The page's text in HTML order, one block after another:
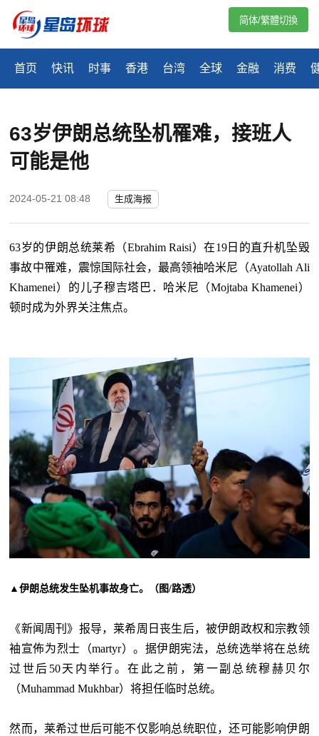
首页 快讯 时事 香港 台湾 全球 金融 消费
简体/繁體切換
63岁伊朗总统坠机罹难，接班人
可能是他
2024-05-21 08:48 生成海报
63岁的伊朗总统莱希（Ebrahim Raisi）在19日的直升机坠毁
事故中罹难，震惊国际社会，最高领袖哈米尼（Ayatollah Ali
Khamenei）的儿子穆吉塔巴．哈米尼（Mojtaba Khamenei）
顿时成为外界关注焦点。
▲伊朗总统发生坠机事故身亡。（图/路透）
《新闻周刊》报导，莱希周日丧生后，被伊朗政权和宗教领
袖宣佈为烈士（martyr）。据伊朗宪法，总统选举将在总统
过世后50天内举行。在此之前，第一副总统穆赫贝尔
（Muhammad Mukhbar）将担任临时总统。
然而，莱希过世后可能不仅影响总统职位，还可能影响伊朗